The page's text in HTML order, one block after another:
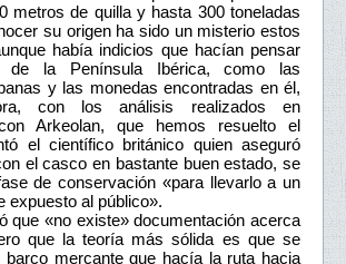
metros de quilla y hasta 300 toneladas
su origen ha sido un misterio estos
había indicios que hacían pensar
de la Península Ibérica, como las
y las monedas encontradas en él,
con los análisis realizados en
Arkeolan, que hemos resuelto el
el científico británico quien aseguró
el casco en bastante buen estado, se
de conservación «para llevarlo a un
expuesto al público».
que «no existe» documentación acerca
que la teoría más sólida es que se
barco mercante que hacía la ruta hacia